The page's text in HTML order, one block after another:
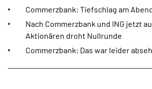
Commerzbank: Tiefschlag am
Nach Commerzbank und ING jetzt
Aktionären droht Nullrunde
Commerzbank: Das war leider